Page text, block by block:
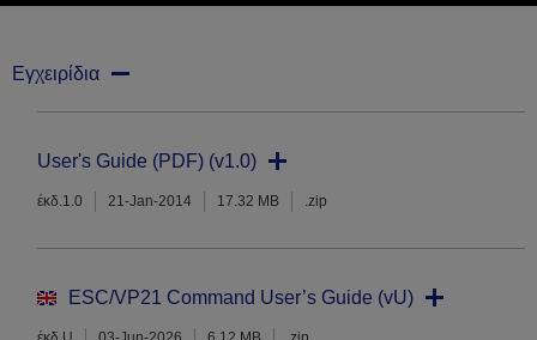
Εγχειρίδια
User's Guide (PDF) (v1.0)
έκδ.1.0 21-Jan-2014 17.32 MB .zip
ESC/VP21 Command User’s Guide (vU)